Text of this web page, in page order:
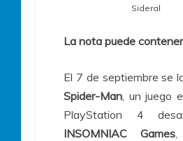
Sideral
La nota puede
El 7 de septiembre se
Spider-Man , un juego
PlayStation 4
INSOMNIAC Games